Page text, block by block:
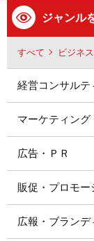
ジャンル
すべて ビジネス
経営コンサルテ
マーケティング
広告・ＰＲ
販促・プロモー
広報・ブランデ